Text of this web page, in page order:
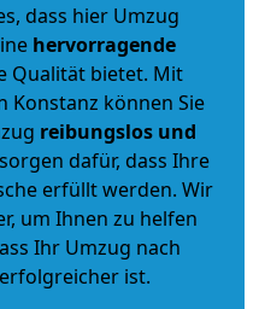
dass hier Umzug
hervorragende
Qualität bietet. Mit
können Sie
reibungslos und
dafür, dass Ihre
erfüllt werden. Wir
um Ihnen zu helfen
Ihr Umzug nach
ist.